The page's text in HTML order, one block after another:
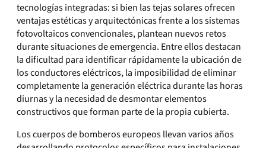
tecnologías integradas: si bien las tejas solares ofrecen
ventajas estéticas y arquitectónicas frente a los sistemas
fotovoltaicos convencionales, plantean nuevos retos
durante situaciones de emergencia. Entre ellos destacan
la dificultad para identificar rápidamente la ubicación de
los conductores eléctricos, la imposibilidad de eliminar
completamente la generación eléctrica durante las horas
diurnas y la necesidad de desmontar elementos
constructivos que forman parte de la propia cubierta.
Los cuerpos de bomberos europeos llevan varios años